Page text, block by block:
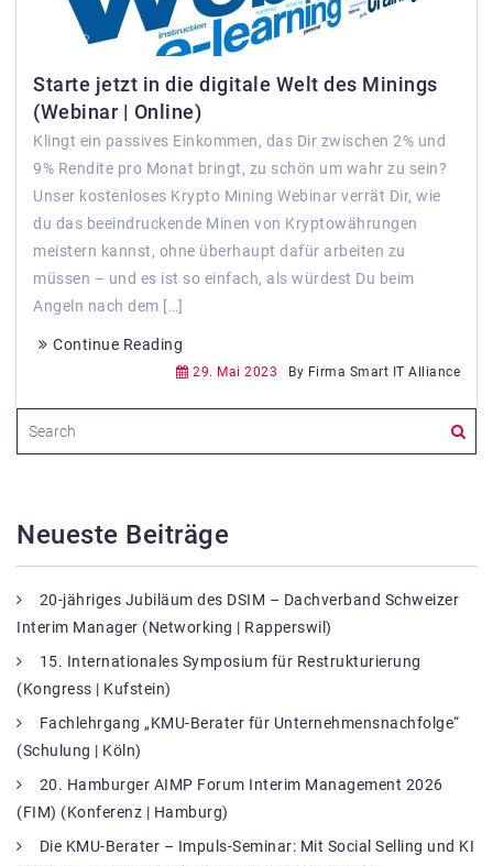
Starte jetzt in die digitale Welt des Minings
(Webinar | Online)
Klingt ein passives Einkommen, das Dir zwischen 2% und
9% Rendite pro Monat bringt, zu schön um wahr zu sein?
Unser kostenloses Krypto Mining Webinar verrät Dir, wie
du das beeindruckende Minen von Kryptowährungen
meistern kannst, ohne überhaupt dafür arbeiten zu
müssen – und es ist so einfach, als würdest Du beim
Angeln nach dem […]
Continue Reading
29. Mai 2023 By Firma Smart IT Alliance
Neueste Beiträge
20-jähriges Jubiläum des DSIM – Dachverband Schweizer
Interim Manager (Networking | Rapperswil)
15. Internationales Symposium für Restrukturierung
(Kongress | Kufstein)
Fachlehrgang „KMU-Berater für Unternehmensnachfolge“
(Schulung | Köln)
20. Hamburger AIMP Forum Interim Management 2026
(FIM) (Konferenz | Hamburg)
Die KMU-Berater – Impuls-Seminar: Mit Social Selling und KI